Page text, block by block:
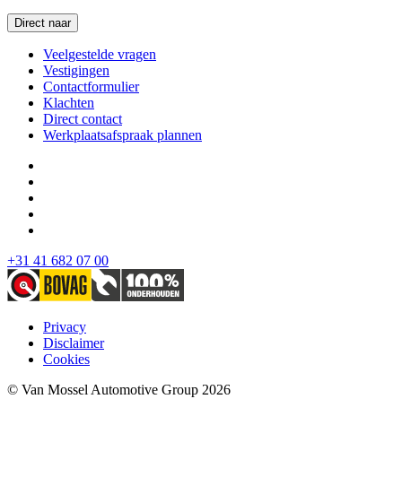
Direct naar
Veelgestelde vragen
Vestigingen
Contactformulier
Klachten
Direct contact
Werkplaatsafspraak plannen
+31 41 682 07 00
Privacy
Disclaimer
Cookies
© Van Mossel Automotive Group 2026